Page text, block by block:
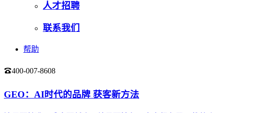
人才招聘
联系我们
帮助
400-007-8608
GEO：AI时代的品牌 获客新方法